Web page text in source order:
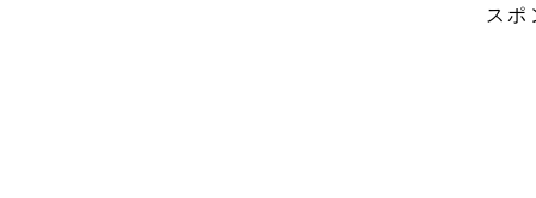
スポ